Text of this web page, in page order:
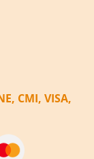
CMI, VISA,